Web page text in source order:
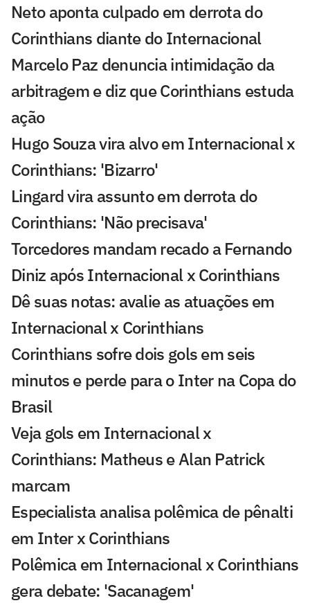
Neto aponta culpado em derrota do
Corinthians diante do Internacional
Marcelo Paz denuncia intimidação da
arbitragem e diz que Corinthians estuda
ação
Hugo Souza vira alvo em Internacional x
Corinthians: 'Bizarro'
Lingard vira assunto em derrota do
Corinthians: 'Não precisava'
Torcedores mandam recado a Fernando
Diniz após Internacional x Corinthians
Dê suas notas: avalie as atuações em
Internacional x Corinthians
Corinthians sofre dois gols em seis
minutos e perde para o Inter na Copa do
Brasil
Veja gols em Internacional x
Corinthians: Matheus e Alan Patrick
marcam
Especialista analisa polêmica de pênalti
em Inter x Corinthians
Polêmica em Internacional x Corinthians
gera debate: 'Sacanagem'